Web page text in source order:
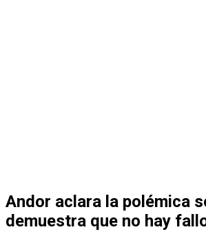
Andor aclara la polémica
demuestra que no hay